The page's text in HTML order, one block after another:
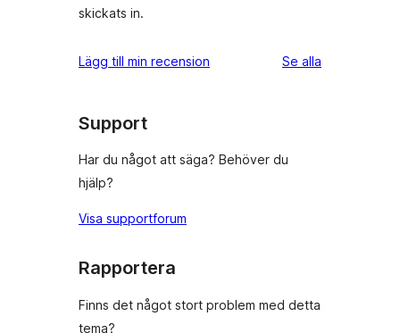
skickats in.
Lägg till min recension Se alla
Support
Har du något att säga? Behöver du
hjälp?
Visa supportforum
Rapportera
Finns det något stort problem med detta
tema?